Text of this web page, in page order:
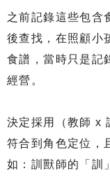
之前記錄這些包含
後查找，在照顧小
食譜，當時只是記
經營。
決定採用（教師 x
符合到角色定位，
如：訓獸師的「訓